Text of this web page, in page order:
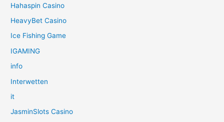
Hahaspin Casino
HeavyBet Casino
Ice Fishing Game
IGAMING
info
Interwetten
it
JasminSlots Casino